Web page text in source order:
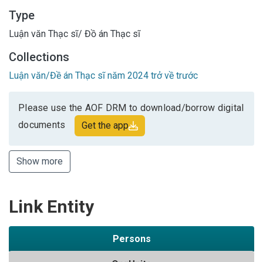
Type
Luận văn Thạc sĩ/ Đồ án Thạc sĩ
Collections
Luận văn/Đề án Thạc sĩ năm 2024 trở về trước
Please use the AOF DRM to download/borrow digital
documents
Get the app
Show more
Link Entity
Persons